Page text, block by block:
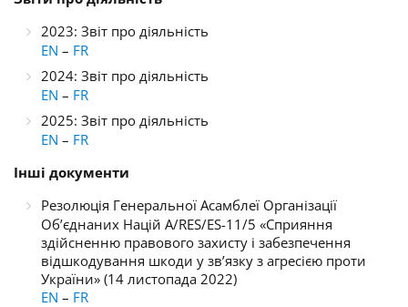
2023: Звіт про діяльність
EN – FR
2024: Звіт про діяльність
EN – FR
2025: Звіт про діяльність
EN – FR
Інші документи
Резолюція Генеральної Асамблеї Організації
Об’єднаних Націй A/RES/ES-11/5 «Сприяння
здійсненню правового захисту і забезпечення
відшкодування шкоди у зв’язку з агресією проти
України» (14 листопада 2022)
EN – FR